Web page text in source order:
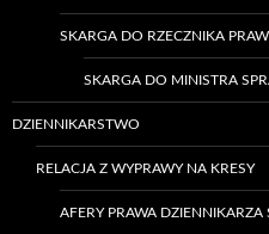
SKARGA DO RZECZNIKA
SKARGA DO MINISTRA
DZIENNIKARSTWO
RELACJA Z WYPRAWY NA KRESY
AFERY PRAWA